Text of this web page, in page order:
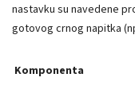
nastavku su navedene
gotovog crnog napitka
Komponenta